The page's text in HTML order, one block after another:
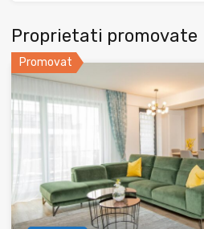
Proprietati promovate
Promovat